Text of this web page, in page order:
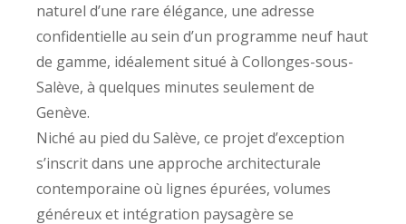
naturel d’une rare élégance, une adresse
confidentielle au sein d’un programme neuf haut
de gamme, idéalement situé à Collonges-sous-
Salève, à quelques minutes seulement de
Genève.
Niché au pied du Salève, ce projet d’exception
s’inscrit dans une approche architecturale
contemporaine où lignes épurées, volumes
généreux et intégration paysagère se